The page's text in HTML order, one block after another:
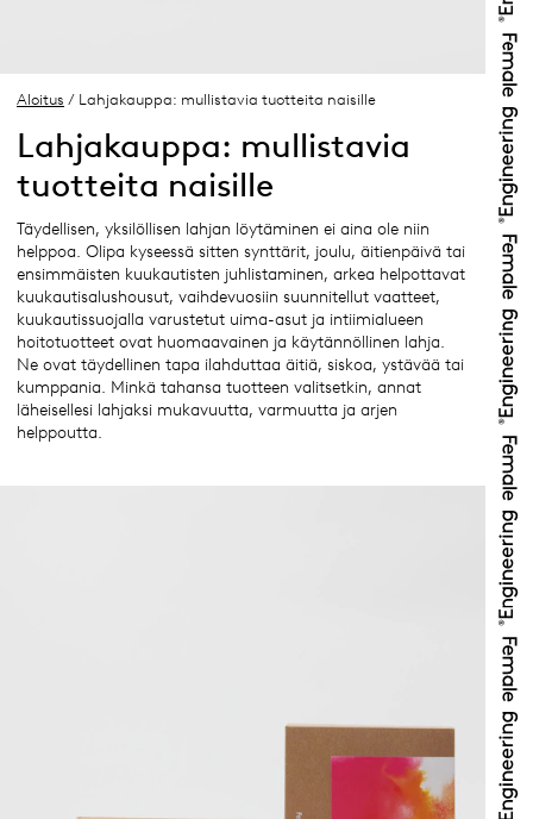
Aloitus / Lahjakauppa: mullistavia tuotteita naisille
Lahjakauppa: mullistavia
tuotteita naisille
Täydellisen, yksilöllisen lahjan löytäminen ei aina ole niin
helppoa. Olipa kyseessä sitten synttärit, joulu, äitienpäivä tai
ensimmäisten kuukautisten juhlistaminen, arkea helpottavat
kuukautisalushousut, vaihdevuosiin suunnitellut vaatteet,
kuukautissuojalla varustetut uima-asut ja intiimialueen
hoitotuotteet ovat huomaavainen ja käytännöllinen lahja.
Ne ovat täydellinen tapa ilahduttaa äitiä, siskoa, ystävää tai
kumppania. Minkä tahansa tuotteen valitsetkin, annat
läheisellesi lahjaksi mukavuutta, varmuutta ja arjen
helppoutta.